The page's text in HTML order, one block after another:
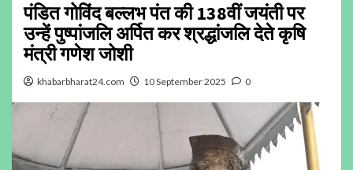
पंडित गोविंद बल्लभ पंत की 138वीं जयंती पर
उन्हें पुष्पांजलि अर्पित कर श्रद्धांजलि देते कृषि
मंत्री गणेश जोशी
khabarbharat24.com 10 September 2025 0